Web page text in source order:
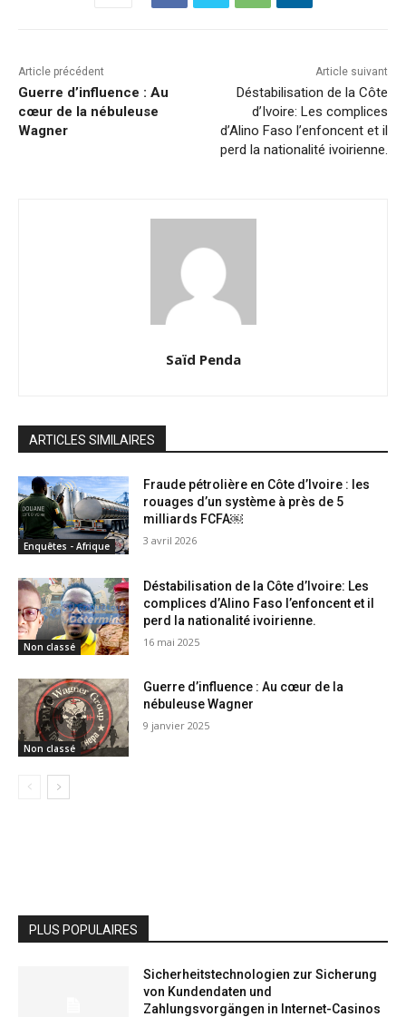
Article précédent
Guerre d’influence : Au
cœur de la nébuleuse
Wagner
Article suivant
Déstabilisation de la Côte
d’Ivoire: Les complices
d’Alino Faso l’enfoncent et il
perd la nationalité ivoirienne.
Saïd Penda
ARTICLES SIMILAIRES
Enquêtes - Afrique
Fraude pétrolière en Côte d’Ivoire : les
rouages d’un système à près de 5
milliards FCFA￼
3 avril 2026
Non classé
Déstabilisation de la Côte d’Ivoire: Les
complices d’Alino Faso l’enfoncent et il
perd la nationalité ivoirienne.
16 mai 2025
Non classé
Guerre d’influence : Au cœur de la
nébuleuse Wagner
9 janvier 2025
PLUS POPULAIRES
Sicherheitstechnologien zur Sicherung
von Kundendaten und
Zahlungsvorgängen in Internet-Casinos